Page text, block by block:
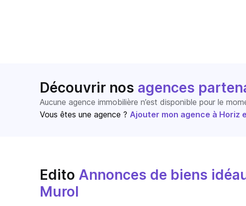
Découvrir nos agences
Aucune agence immobilière n’est disponible pour le
Vous êtes une agence ? Ajouter mon agence à Horiz
Edito Annonces de biens
Murol